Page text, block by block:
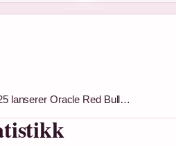
lanserer Oracle Red Bull…